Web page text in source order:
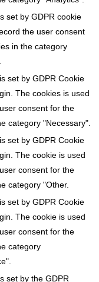
set by GDPR cookie
the user consent
in the category
set by GDPR Cookie
The cookies is used
consent for the
category "Necessary".
set by GDPR Cookie
The cookie is used
consent for the
category "Other.
set by GDPR Cookie
The cookie is used
consent for the
category
set by the GDPR